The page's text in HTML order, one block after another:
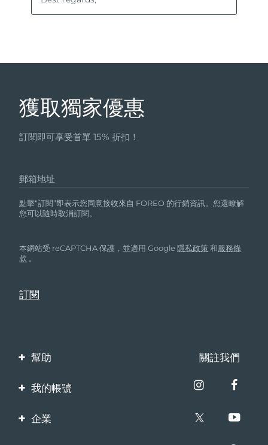
獲取獨家優惠
訂閱即可享受首單 15% 折扣！
郵箱地址
點擊“訂閱”即表示您同意接收來自 FOREO 的行銷資訊。您還瞭解
您可以隨時取消訂閱。
本網站受 reCAPTCHA 保護，並適用 Google隱私政策 和服務條
款 。
幫助
聯繫我們
保修與退換貨
關註我們
我的帳號
產品註冊
企業